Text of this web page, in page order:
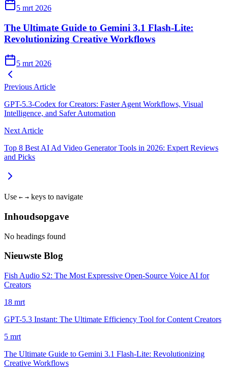
5 mrt 2026
The Ultimate Guide to Gemini 3.1 Flash-Lite:
Revolutionizing Creative Workflows
5 mrt 2026
Previous Article
GPT-5.3-Codex for Creators: Faster Agent Workflows, Visual
Intelligence, and Safer Automation
Next Article
Top 8 Best AI Ad Video Generator Tools in 2026: Expert Reviews
and Picks
Use ← → keys to navigate
Inhoudsopgave
No headings found
Nieuwste Blog
Fish Audio S2: The Most Expressive Open-Source Voice AI for
Creators
18 mrt
GPT-5.3 Instant: The Ultimate Efficiency Tool for Content Creators
5 mrt
The Ultimate Guide to Gemini 3.1 Flash-Lite: Revolutionizing
Creative Workflows